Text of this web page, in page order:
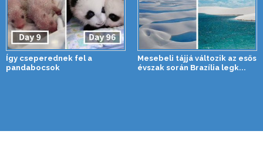
Így cseperednek fel a
pandabocsok
Mesebeli tájjá változik az esős
évszak során Brazília legk...